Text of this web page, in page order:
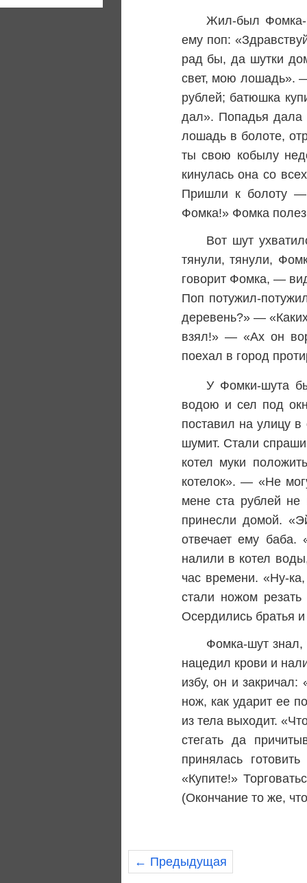
Жил-был Фомка-
ему поп:
рад бы, да шутки
свет, мою лошадь».
рублей; батюшка
дал». Попадья дала
лошадь в болоте,
ты свою кобылу
кинулась она со
Пришли к болоту —
Фомка!» Фомка
Вот шут
тянули, тянули,
говорит Фомка, —
Поп потужил-
деревень?» —
взял!» — «Ах он
поехал в город
У Фомки-шута
водою и сел под
поставил на улицу
шумит. Стали
котел муки
котелок». — «Не
мене ста рублей не
принесли домой.
отвечает ему
налили в котел
час времени. «Ну-
стали ножом
Осердились братья
Фомка-шут знал,
нацедил крови и
избу, он и
нож, как ударит ее
из тела выходит.
стегать да
принялась
«Купите!»
(Окончание то же,
← Предыдущая